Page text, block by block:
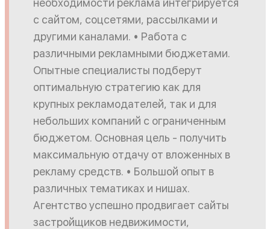
необходимости реклама интегрируется
с сайтом, соцсетями, рассылками и
другими каналами. • Работа с
различными рекламными бюджетами.
Опытные специалисты подберут
оптимальную стратегию как для
крупных рекламодателей, так и для
небольших компаний с ограниченным
бюджетом. Основная цель - получить
максимальную отдачу от вложенных в
рекламу средств. • Большой опыт в
различных тематиках и нишах.
Агентство успешно продвигает сайты
застройщиков недвижимости,